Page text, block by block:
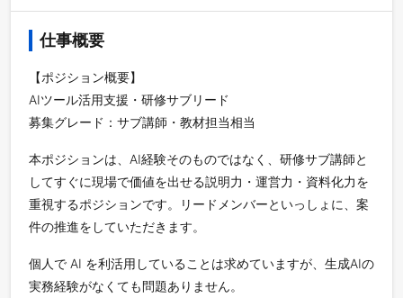
仕事概要
【ポジション概要】
AIツール活用支援・研修サブリード
募集グレード：サブ講師・教材担当相当
本ポジションは、AI経験そのものではなく、研修サブ講師と
してすぐに現場で価値を出せる説明力・運営力・資料化力を
重視するポジションです。リードメンバーといっしょに、案
件の推進をしていただきます。
個人で AI を利活用していることは求めていますが、生成AIの
実務経験がなくても問題ありません。